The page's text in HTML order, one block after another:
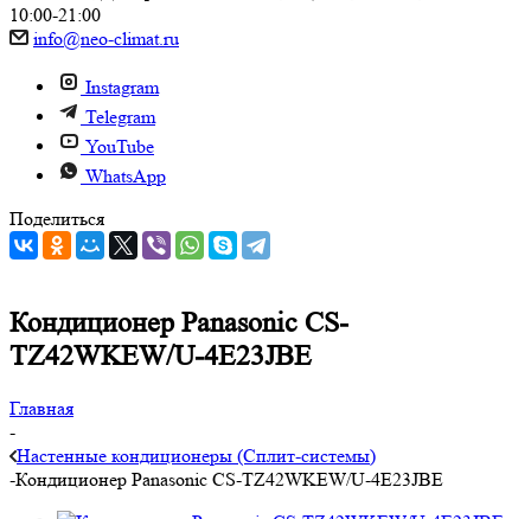
10:00-21:00
info@neo-climat.ru
Instagram
Telegram
YouTube
WhatsApp
Поделиться
Кондиционер Panasonic CS-
TZ42WKEW/U-4E23JBE
Главная
-
Настенные кондиционеры (Сплит-системы)
-Кондиционер Panasonic CS-TZ42WKEW/U-4E23JBE